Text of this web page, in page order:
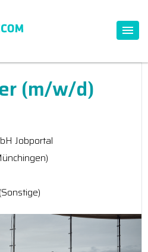
(m/w/d)
Jobportal